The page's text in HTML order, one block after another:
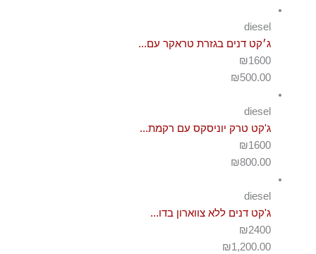
diesel
ג׳קט דנים בגזרת טראקר עם...
₪1600
₪500.00
diesel
ג'קט טרק יוניסקס עם רקמת...
₪1600
₪800.00
diesel
ג'קט דנים ללא צווארון בדו...
₪2400
₪1,200.00